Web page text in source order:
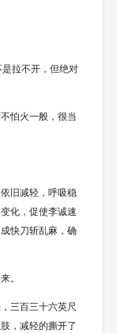
拉不开，但绝对
怕火一般，很当
旧减轻，呼吸稳
化，促使李诚速
快刀斩乱麻，确
。
三百三十六英尺
，减轻的撕开了